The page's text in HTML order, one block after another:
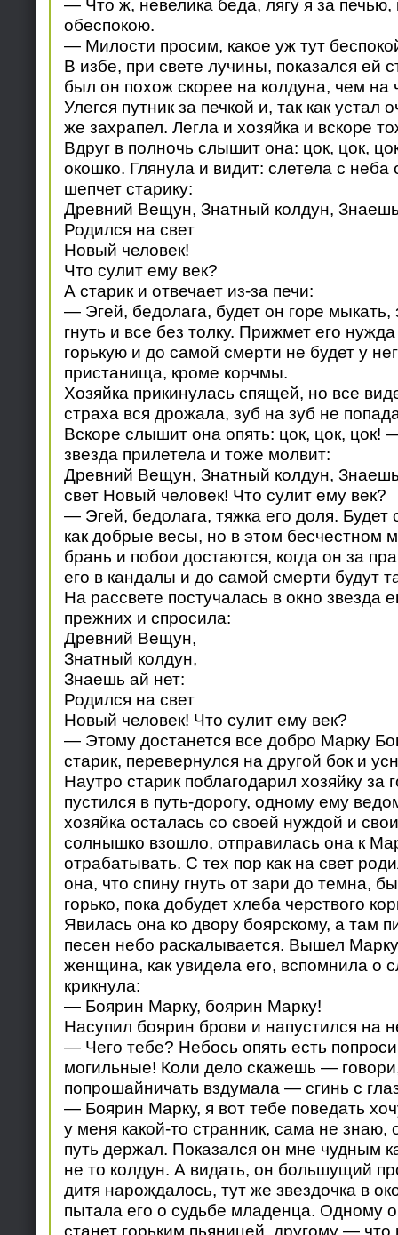
— Что ж, невелика беда, лягу я за печью,
обеспокою.
— Милости просим, какое уж тут
В избе, при свете лучины, показался ей
был он похож скорее на колдуна, чем на
Улегся путник за печкой и, так как устал
же захрапел. Легла и хозяйка и вскоре
Вдруг в полночь слышит она: цок, цок,
окошко. Глянула и видит: слетела с
шепчет старику:
Древний Вещун, Знатный колдун,
Родился на свет
Новый человек!
Что сулит ему век?
А старик и отвечает из-за печи:
— Эгей, бедолага, будет он горе
гнуть и все без толку. Прижмет его
горькую и до самой смерти не будет у
пристанища, кроме корчмы.
Хозяйка прикинулась спящей, но все
страха вся дрожала, зуб на зуб не
Вскоре слышит она опять: цок, цок, цок!
звезда прилетела и тоже молвит:
Древний Вещун, Знатный колдун,
свет Новый человек! Что сулит ему век?
— Эгей, бедолага, тяжка его доля. Будет
как добрые весы, но в этом бесчестном
брань и побои достаются, когда он за
его в кандалы и до самой смерти будут
На рассвете постучалась в окно звезда
прежних и спросила:
Древний Вещун,
Знатный колдун,
Знаешь ай нет:
Родился на свет
Новый человек! Что сулит ему век?
— Этому достанется все добро Марку
старик, перевернулся на другой бок и
Наутро старик поблагодарил хозяйку за
пустился в путь-дорогу, одному ему
хозяйка осталась со своей нуждой и
солнышко взошло, отправилась она к
отрабатывать. С тех пор как на свет
она, что спину гнуть от зари до темна,
горько, пока добудет хлеба черствого
Явилась она ко двору боярскому, а там
песен небо раскалывается. Вышел
женщина, как увидела его, вспомнила о
крикнула:
— Боярин Марку, боярин Марку!
Насупил боярин брови и напустился на
— Чего тебе? Небось опять есть
могильные! Коли дело скажешь —
попрошайничать вздумала — сгинь с
— Боярин Марку, я вот тебе поведать
у меня какой-то странник, сама не знаю,
путь держал. Показался он мне чудным
не то колдун. А видать, он большущий
дитя нарождалось, тут же звездочка в
пытала его о судьбе младенца. Одному
станет горьким пьяницей, другому — что